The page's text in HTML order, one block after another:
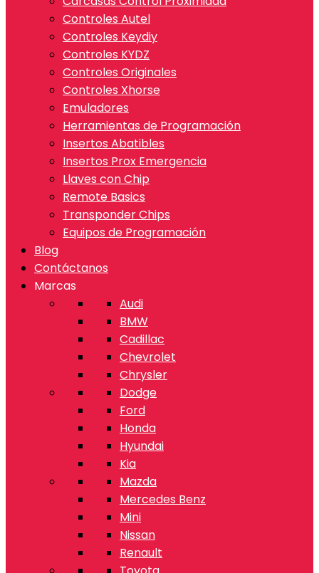
Controles Autel
Controles Keydiy
Controles KYDZ
Controles Originales
Controles Xhorse
Emuladores
Herramientas de Programación
Insertos Abatibles
Insertos Prox Emergencia
Llaves con Chip
Remote Basics
Transponder Chips
Equipos de Programación
Blog
Contáctanos
Marcas
Audi
BMW
Cadillac
Chevrolet
Chrysler
Dodge
Ford
Honda
Hyundai
Kia
Mazda
Mercedes Benz
Mini
Nissan
Renault